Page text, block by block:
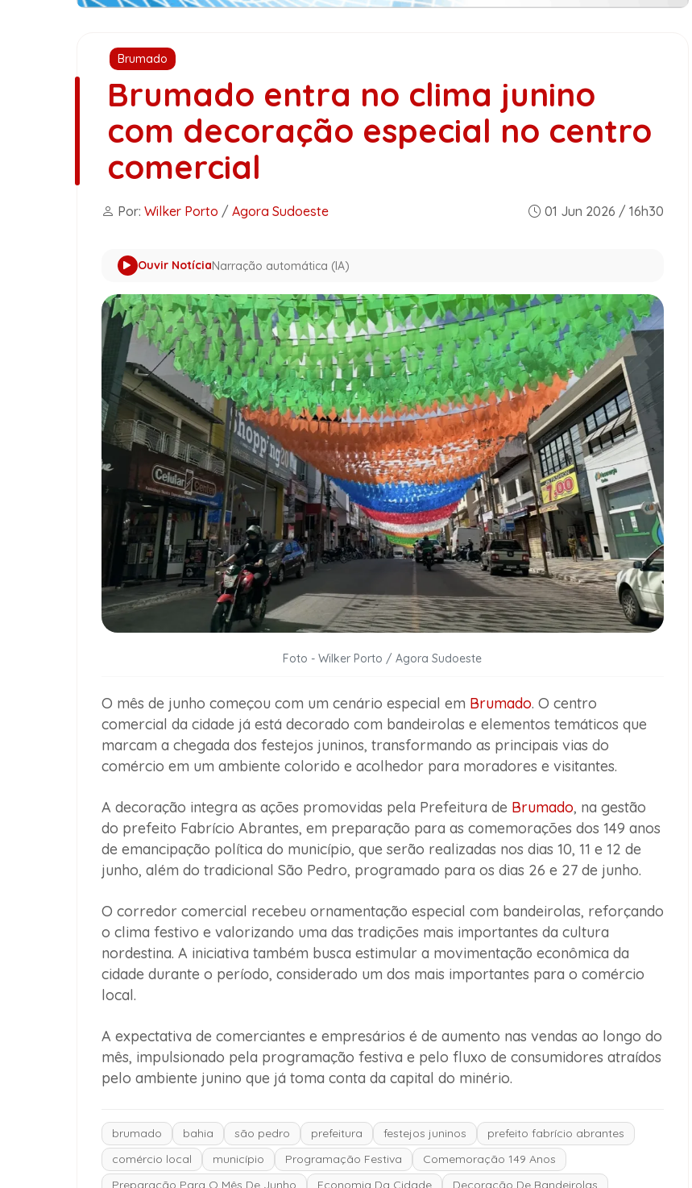
Brumado
Brumado entra no clima junino
com decoração especial no centro
comercial
Por: Wilker Porto / Agora Sudoeste 01 Jun 2026 / 16h30
Ouvir NotíciaNarração automática (IA)
Foto - Wilker Porto / Agora Sudoeste
O mês de junho começou com um cenário especial em Brumado. O centro
comercial da cidade já está decorado com bandeirolas e elementos temáticos que
marcam a chegada dos festejos juninos, transformando as principais vias do
comércio em um ambiente colorido e acolhedor para moradores e visitantes.
A decoração integra as ações promovidas pela Prefeitura de Brumado, na gestão
do prefeito Fabrício Abrantes, em preparação para as comemorações dos 149 anos
de emancipação política do município, que serão realizadas nos dias 10, 11 e 12 de
junho, além do tradicional São Pedro, programado para os dias 26 e 27 de junho.
O corredor comercial recebeu ornamentação especial com bandeirolas, reforçando
o clima festivo e valorizando uma das tradições mais importantes da cultura
nordestina. A iniciativa também busca estimular a movimentação econômica da
cidade durante o período, considerado um dos mais importantes para o comércio
local.
A expectativa de comerciantes e empresários é de aumento nas vendas ao longo do
mês, impulsionado pela programação festiva e pelo fluxo de consumidores atraídos
pelo ambiente junino que já toma conta da capital do minério.
brumado bahia são pedro prefeitura festejos juninos
prefeito fabrício abrantes
comércio local
município Programação Festiva
Comemoração 149 Anos
Preparação Para O Mês De Junho
Economia Da Cidade Decoração De Bandeirolas